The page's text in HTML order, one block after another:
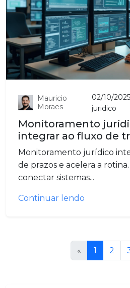
Mauricio
Moraes
02/10/2025
juridico
Monitoramento
integrar ao fluxo de
Monitoramento jurídico
de prazos e acelera a
conectar sistemas...
Continuar lendo
« 1 2